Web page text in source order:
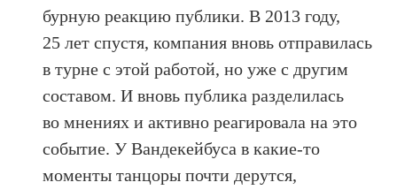
бурную реакцию публики. В 2013 году,
25 лет спустя, компания вновь отправилась
в турне с этой работой, но уже с другим
составом. И вновь публика разделилась
во мнениях и активно реагировала на это
событие. У Вандекейбуса в какие‑то
моменты танцоры почти дерутся,